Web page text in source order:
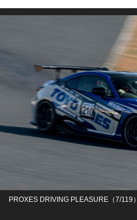
PROXES DRIVING PLEASURE（7/119）